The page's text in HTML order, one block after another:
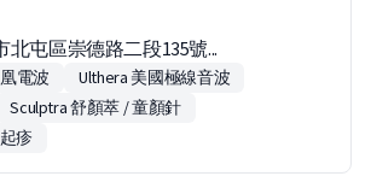
北屯區崇德路二段135號...
電波
Ulthera 美國極線音波
Sculptra 舒顏萃 / 童顏針
疹